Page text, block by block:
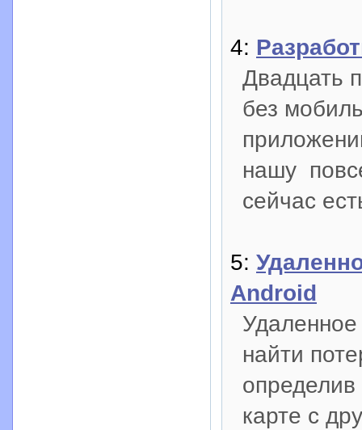
4:
Двадцать
без
нашу
сейчас
5:
Android
найти
карте с